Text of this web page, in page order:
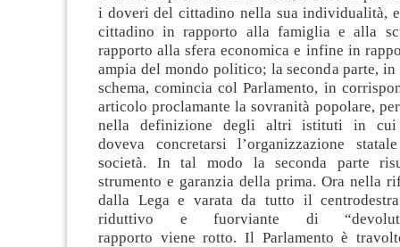
i doveri del cittadino nella sua individualità,
cittadino in rapporto alla famiglia e alla
rapporto alla sfera economica e infine in
ampia del mondo politico; la seconda parte, in
schema, comincia col Parlamento, in
articolo proclamante la sovranità popolare,
nella definizione degli altri istituti in cui
doveva concretarsi l’organizzazione
società. In tal modo la seconda parte
strumento e garanzia della prima. Ora nella
dalla Lega e varata da tutto il
riduttivo e fuorviante di
rapporto viene rotto. Il Parlamento è